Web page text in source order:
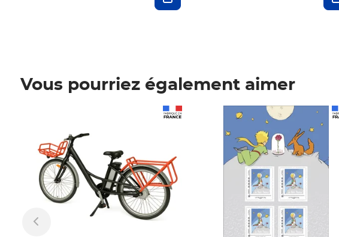
Vous pourriez également aimer
Prix 6,25€ HT